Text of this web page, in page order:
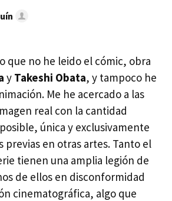
que no he leido el cómic, obra
y Takeshi Obata, y tampoco he
Me he acercado a las
real con la cantidad
única y exclusivamente
previas en otras artes. Tanto el
tienen una amplia legión de
de ellos en disconformidad
cinematográfica, algo que